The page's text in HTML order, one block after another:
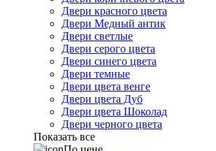
Двери красного цвета
Двери Медный антик
Двери светлые
Двери серого цвета
Двери синего цвета
Двери темные
Двери цвета венге
Двери цвета Дуб
Двери цвета Шоколад
Двери черного цвета
Показать все